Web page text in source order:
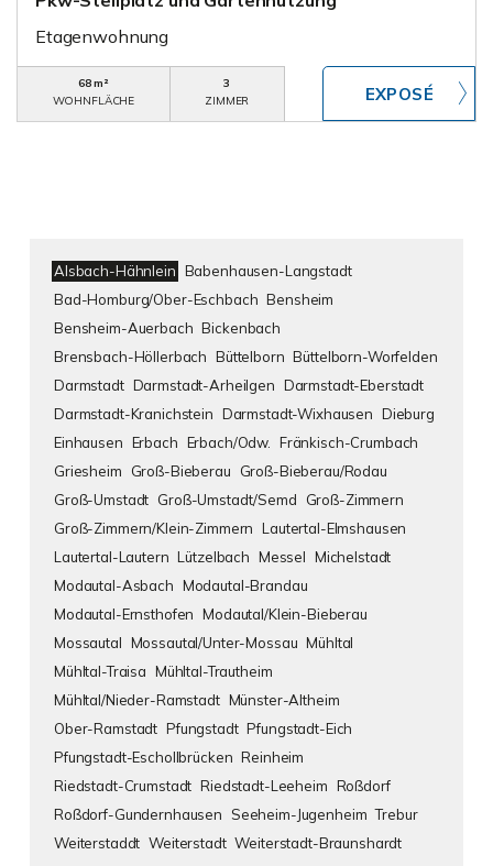
Etagenwohnung
68 m²
WOHNFLÄCHE
3
ZIMMER
Alsbach-Hähnlein Babenhausen-Langstadt
Bad-Homburg/Ober-Eschbach Bensheim
Bensheim-Auerbach Bickenbach
Brensbach-Höllerbach Büttelborn Büttelborn-Worfelden
Darmstadt Darmstadt-Arheilgen Darmstadt-Eberstadt
Darmstadt-Kranichstein Darmstadt-Wixhausen Dieburg
Einhausen Erbach Erbach/Odw.
Fränkisch-Crumbach
Griesheim
Groß-Bieberau
Groß-Bieberau/Rodau
Groß-Umstadt Groß-Umstadt/Semd
Groß-Zimmern
Groß-Zimmern/Klein-Zimmern Lautertal-Elmshausen
Lautertal-Lautern Lützelbach Messel Michelstadt
Modautal-Asbach Modautal-Brandau
Modautal-Ernsthofen Modautal/Klein-Bieberau
Mossautal Mossautal/Unter-Mossau Mühltal
Mühltal-Traisa Mühltal-Trautheim
Mühltal/Nieder-Ramstadt Münster-Altheim
Ober-Ramstadt Pfungstadt Pfungstadt-Eich
Pfungstadt-Eschollbrücken Reinheim
Riedstadt-Crumstadt Riedstadt-Leeheim Roßdorf
Roßdorf-Gundernhausen Seeheim-Jugenheim Trebur
Weiterstaddt Weiterstadt Weiterstadt-Braunshardt